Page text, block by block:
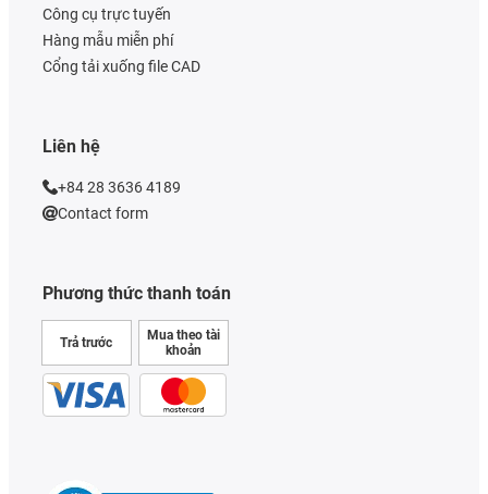
Phương thức thanh toán
Trả trước
Mua theo tài
khoản
Công cụ trực tuyến
Hàng mẫu miễn phí
Cổng tải xuống file CAD
Liên hệ
+84 28 3636 4189
Contact form